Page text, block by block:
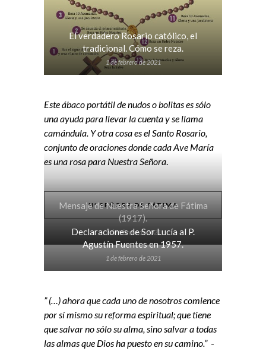
El verdadero Rosario católico, el
tradicional. Cómo se reza.
1 de febrero de 2021
Este ábaco portátil de nudos o bolitas es sólo
una ayuda para llevar la cuenta y se llama
camándula. Y otra cosa es el Santo Rosario,
conjunto de oraciones donde cada Ave María
es una rosa para Nuestra Señora.
Nª SEÑORA DE FÁTIMA
Mensaje de Nuestra Señora de Fátima
(1917).
2 de febrero de 2021
Declaraciones de Sor Lucía al P.
Agustín Fuentes en 1957.
1 de febrero de 2021
” (…) ahora que cada uno de nosotros comience
por sí mismo su reforma espiritual; que tiene
que salvar no sólo su alma, sino salvar a todas
las almas que Dios ha puesto en su camino.” -